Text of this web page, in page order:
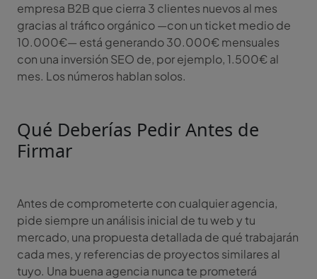
empresa B2B que cierra 3 clientes nuevos al mes
gracias al tráfico orgánico —con un ticket medio de
10.000€— está generando 30.000€ mensuales
con una inversión SEO de, por ejemplo, 1.500€ al
mes. Los números hablan solos.
Qué Deberías Pedir Antes de
Firmar
Antes de comprometerte con cualquier agencia,
pide siempre un análisis inicial de tu web y tu
mercado, una propuesta detallada de qué trabajarán
cada mes, y referencias de proyectos similares al
tuyo. Una buena agencia nunca te prometerá